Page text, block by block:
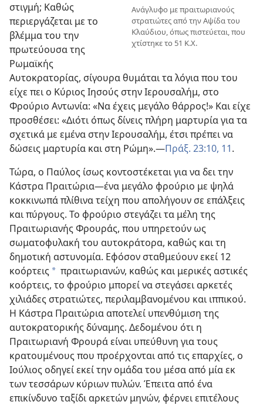
Ανάγλυφο με πραιτωριανούς
στρατιώτες από την Αψίδα του
Κλαύδιου, όπως πιστεύεται, που
χτίστηκε το 51 Κ.Χ.
στιγμή; Καθώς
περιεργάζεται με το
βλέμμα του την
πρωτεύουσα της
Ρωμαϊκής
Αυτοκρατορίας, σίγουρα θυμάται τα λόγια που του
είχε πει ο Κύριος Ιησούς στην Ιερουσαλήμ, στο
Φρούριο Αντωνία: «Να έχεις μεγάλο θάρρος!» Και είχε
προσθέσει: «Διότι όπως δίνεις πλήρη μαρτυρία για τα
σχετικά με εμένα στην Ιερουσαλήμ, έτσι πρέπει να
δώσεις μαρτυρία και στη Ρώμη».​—Πράξ. 23:10, 11.
Τώρα, ο Παύλος ίσως κοντοστέκεται για να δει την
Κάστρα Πραιτώρια​—ένα μεγάλο φρούριο με ψηλά
κοκκινωπά πλίθινα τείχη που απολήγουν σε επάλξεις
και πύργους. Το φρούριο στεγάζει τα μέλη της
Πραιτωριανής Φρουράς, που υπηρετούν ως
σωματοφυλακή του αυτοκράτορα, καθώς καιτη
δημοτική αστυνομία. Εφόσον σταθμεύουν εκεί 12
κοόρτεις * πραιτωριανών, καθώς και μερικές αστικές
κοόρτεις, το φρούριο μπορεί να στεγάσει αρκετές
χιλιάδες στρατιώτες, περιλαμβανομένου και ιππικού.
Η Κάστρα Πραιτώρια αποτελεί υπενθύμιση της
αυτοκρατορικής δύναμης. Δεδομένου ότι η
Πραιτωριανή Φρουρά είναι υπεύθυνη για τους
κρατουμένους που προέρχονται από τις επαρχίες, ο
Ιούλιος οδηγεί εκεί την ομάδα του μέσα από μία εκ
των τεσσάρων κύριων πυλών. Έπειτα από ένα
επικίνδυνο ταξίδι αρκετών μηνών, φέρνει επιτέλους